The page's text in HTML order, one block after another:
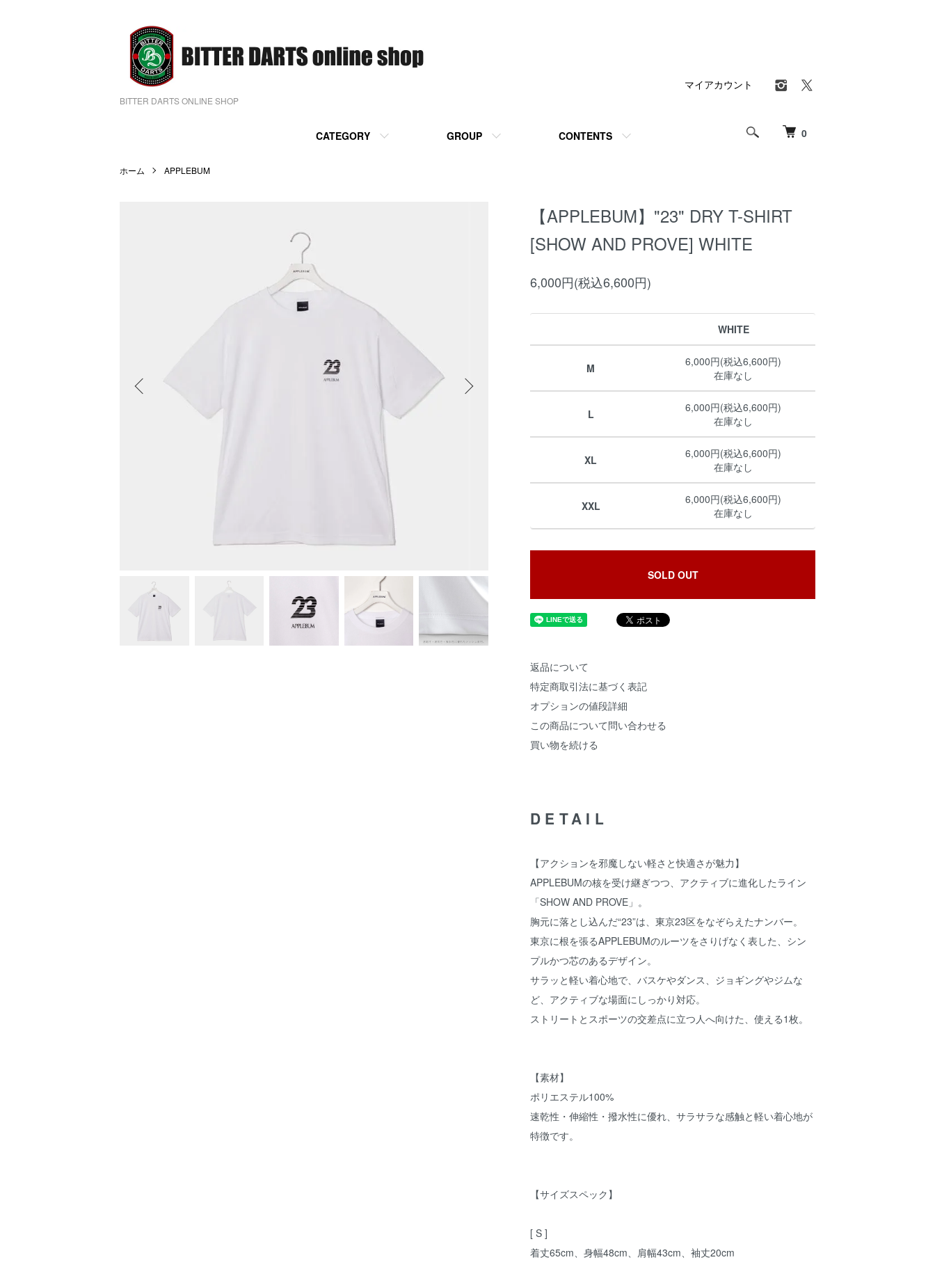
BITTER DARTS ONLINE SHOP
0
CATEGORY GROUP CONTENTS
マイアカウント
ホーム APPLEBUM
【APPLEBUM】"23" DRY T-SHIRT
[SHOW AND PROVE] WHITE
6,000円(税込6,600円)
WHITE
M
6,000円(税込6,600円)
在庫なし
L
6,000円(税込6,600円)
在庫なし
XL
6,000円(税込6,600円)
在庫なし
XXL
6,000円(税込6,600円)
在庫なし
SOLD OUT
返品について
特定商取引法に基づく表記
オプションの値段詳細
この商品について問い合わせる
買い物を続ける
DETAIL
【アクションを邪魔しない軽さと快適さが魅力】
APPLEBUMの核を受け継ぎつつ、アクティブに進化したライン
「SHOW AND PROVE」。
胸元に落とし込んだ“23”は、東京23区をなぞらえたナンバー。
東京に根を張るAPPLEBUMのルーツをさりげなく表した、シン
プルかつ芯のあるデザイン。
サラッと軽い着心地で、バスケやダンス、ジョギングやジムな
ど、アクティブな場面にしっかり対応。
ストリートとスポーツの交差点に立つ人へ向けた、使える1枚。
【素材】
ポリエステル100%
速乾性・伸縮性・撥水性に優れ、サラサラな感触と軽い着心地が
特徴です。
【サイズスペック】
[ S ]
着丈65cm、身幅48cm、肩幅43cm、袖丈20cm